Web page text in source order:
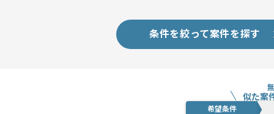
条件を絞って案件を探す
似た案
希望条件